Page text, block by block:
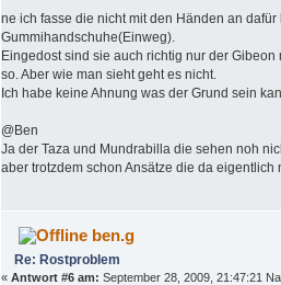
ne ich fasse die nicht mit den Händen an dafür
Gummihandschuhe(Einweg).
Eingedost sind sie auch richtig nur der
so. Aber wie man sieht geht es nicht.
Ich habe keine Ahnung was der Grund sein
@Ben
Ja der Taza und Mundrabilla die sehen noh
aber trotzdem schon Ansätze die da eigentlich
ben.g
Re: Rostproblem
« Antwort #6 am: September 28, 2009, 21:47:21